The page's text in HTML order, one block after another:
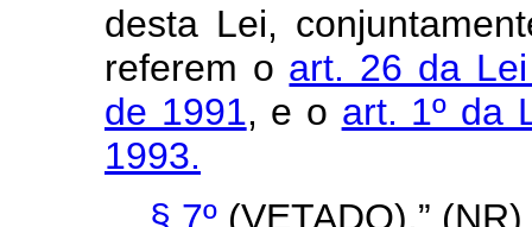
desta Lei,
referem o art. 26 da
de 1991, e o art. 1º da
1993.
§ 7º (VETADO).” (NR)